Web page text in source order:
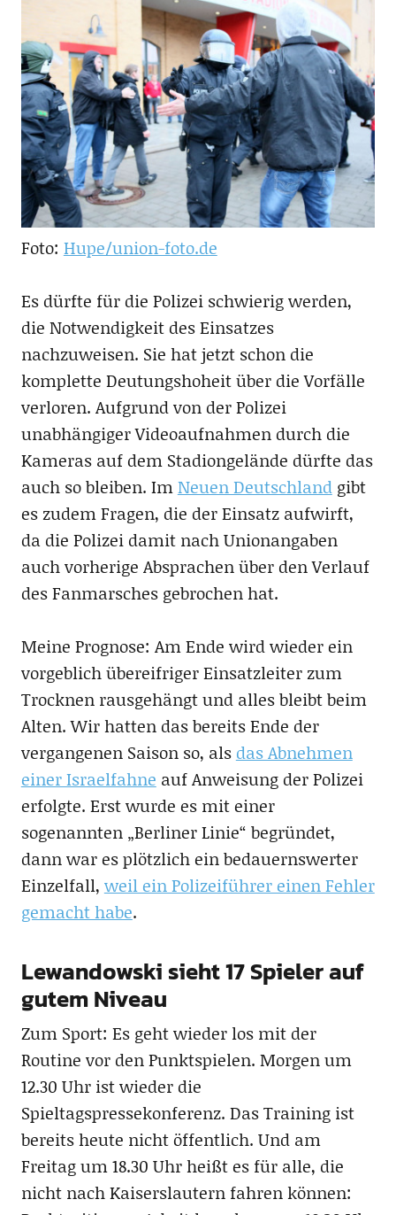
Foto: Hupe/union-foto.de
Es dürfte für die Polizei schwierig werden,
die Notwendigkeit des Einsatzes
nachzuweisen. Sie hat jetzt schon die
komplette Deutungshoheit über die Vorfälle
verloren. Aufgrund von der Polizei
unabhängiger Videoaufnahmen durch die
Kameras auf dem Stadiongelände dürfte das
auch so bleiben. ImNeuen Deutschlandgibt
es zudem Fragen, die der Einsatz aufwirft,
da die Polizei damit nach Unionangaben
auch vorherige Absprachen über den Verlauf
des Fanmarsches gebrochen hat.
Meine Prognose: Am Ende wird wieder ein
vorgeblich übereifriger Einsatzleiter zum
Trocknen rausgehängt und alles bleibt beim
Alten. Wir hatten das bereits Ende der
vergangenen Saison so, als das Abnehmen
einer Israelfahne auf Anweisung der Polizei
erfolgte. Erst wurde es mit einer
sogenannten „Berliner Linie“ begründet,
dann war es plötzlich ein bedauernswerter
Einzelfall, weil ein Polizeiführer einen Fehler
gemacht habe.
Lewandowski sieht 17 Spieler auf
gutem Niveau
Zum Sport: Es geht wieder los mit der
Routine vor den Punktspielen. Morgen um
12.30 Uhr ist wieder die
Spieltagspressekonferenz. Das Training ist
bereits heute nicht öffentlich. Und am
Freitag um 18.30 Uhr heißt es für alle, die
nicht nach Kaiserslautern fahren können: